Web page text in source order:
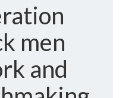
men
and